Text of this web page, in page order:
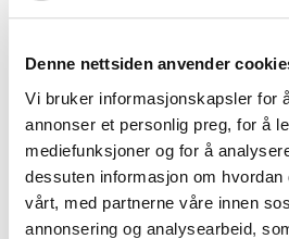
Denne nettsiden anvender
Vi bruker informasjonskapsler for
annonser et personlig preg, for å
mediefunksjoner og for å
dessuten informasjon om
vårt, med partnerne våre innen
annonsering og analysearbeid,
helsevern, tverrfaglig
Relaterte anskaffelser (1)